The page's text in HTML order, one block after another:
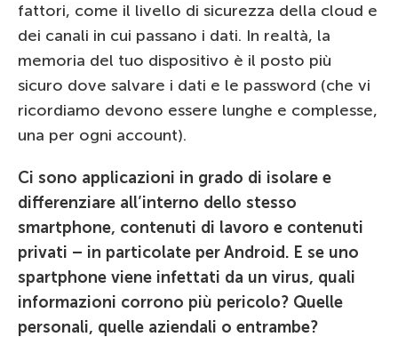
fattori, come il livello di sicurezza della cloud e
dei canali in cui passano i dati. In realtà, la
memoria del tuo dispositivo è il posto più
sicuro dove salvare i dati e le password (che vi
ricordiamo devono essere lunghe e complesse,
una per ogni account).
Ci sono applicazioni in grado di isolare e
differenziare all’interno dello stesso
smartphone, contenuti di lavoro e contenuti
privati – in particolate per Android. E se uno
spartphone viene infettati da un virus, quali
informazioni corrono più pericolo? Quelle
personali, quelle aziendali o entrambe?